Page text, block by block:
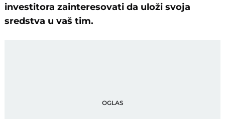
investitora zainteresovati da uloži svoja
sredstva u vaš tim.